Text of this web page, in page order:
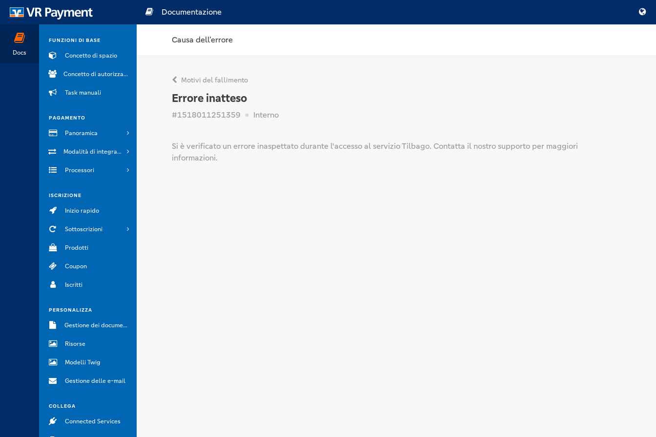
Docs
FUNZIONI DI BASE
Concetto di spazio
Concetto di autorizzazione
Task manuali
PAGAMENTO
Panoramica
Modalità di integrazione
Processori
ISCRIZIONE
Inizio rapido
Sottoscrizioni
Prodotti
Coupon
Iscritti
PERSONALIZZA
Gestione dei documenti
Risorse
Modelli Twig
Gestione delle e-mail
COLLEGA
Connected Services
Documentazione
Causa dell’errore
Motivi del fallimento
Errore inatteso
#1518011251359 Interno
Si è verificato un errore inaspettato durante l'accesso al servizio Tilbago. Contatta il nostro supporto per maggiori
informazioni.